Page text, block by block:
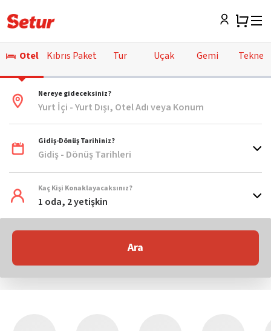
Otel Kıbrıs Paket Tur Uçak Gemi Tekne
Nereye gideceksiniz?
Yurt İçi - Yurt Dışı, Otel Adı veya Konum
Gidiş-Dönüş Tarihiniz?
Gidiş - Dönüş Tarihleri
Kaç Kişi Konaklayacaksınız?
1 oda, 2 yetişkin
Ara